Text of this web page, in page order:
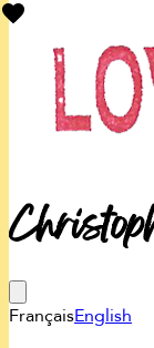
FrançaisEnglish